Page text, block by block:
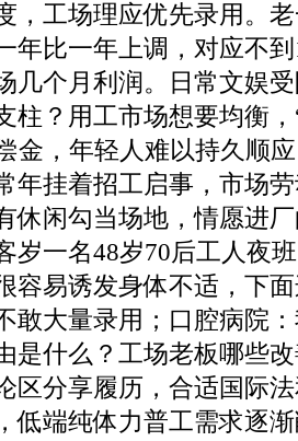
，工场理应优先录用。
年比一年上调，对应不
几个月利润。日常文娱
柱？用工市场想要均衡
金，年轻人难以持久顺
年挂着招工启事，市场
休闲勾当场地，情愿进
岁一名48岁70后工人夜
容易诱发身体不适，下
敢大量录用；口腔病院
是什么？工场老板哪些
区分享履历，合适国际
低端纯体力普工需求逐